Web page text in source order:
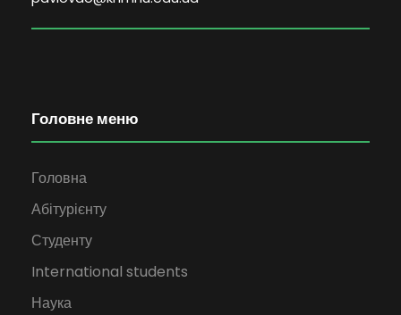
Головне меню
Головна
Абітурієнту
Студенту
International students
Наука